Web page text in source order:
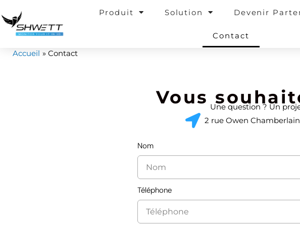
au
contenu
Produit Solution Devenir
Contact
Accueil Contact
VousUne question ? Un
2 rue Owen Chamberlain
Nom
Téléphone